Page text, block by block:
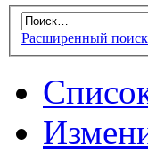
Расширенный поиск